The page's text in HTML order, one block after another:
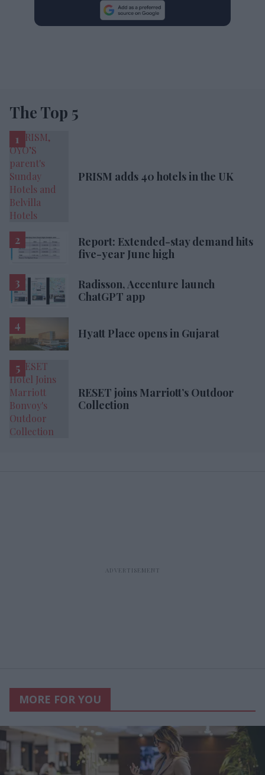
The Top 5
PRISM adds 40 hotels in the UK
Report: Extended-stay demand hits
five-year June high
Radisson, Accenture launch
ChatGPT app
Hyatt Place opens in Gujarat
RESET joins Marriott’s Outdoor
Collection
MORE FOR YOU